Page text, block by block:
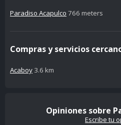
Paradiso Acapulco 766 meters
Compras y servicios
Acaboy 3.6 km
Opiniones sobre
Escribe tu